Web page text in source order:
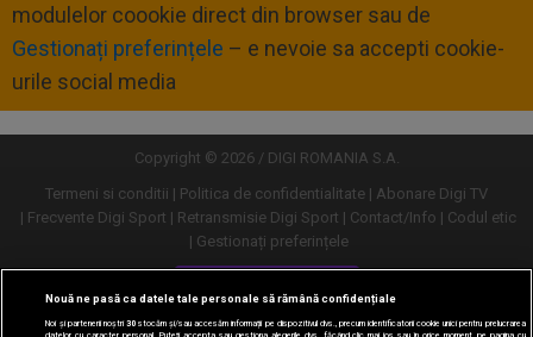
modulelor coookie direct din browser sau de
Gestionați preferințele – e nevoie sa accepti cookie-
urile social media
Copyright © 2026 / DIGI ROMANIA S.A.
Termeni si conditii
Politica de confidentialitate
Abonare Digi TV
Frecvente Digi Sport
Retransmisie Digi Sport Contact/Info
Codul etic
Gestionați preferințele
Versiune desktop
Nouă ne pasă ca datele tale personale să rămână confidențiale
Noi și partenerii noștri30stocăm și/sau accesăm informații pe dispozitivul dvs., precum identificatorii cookie unici pentru prelucrarea